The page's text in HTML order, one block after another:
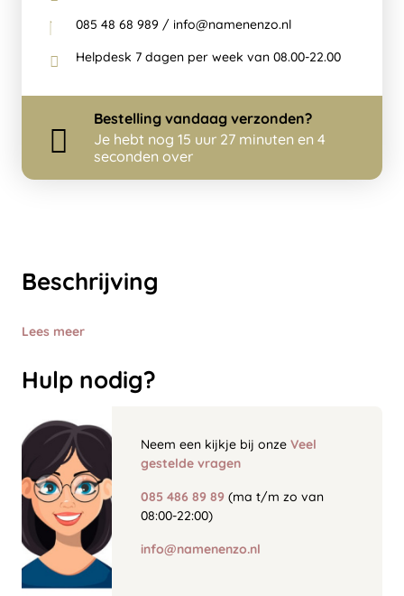
Beschrijving
Lees meer
Hulp nodig?
Neem een kijkje bij onze Veel
gestelde vragen
085 486 89 89 (ma t/m zo van
08:00-22:00)
info@namenenzo.nl
085 48 68 989 / info@namenenzo.nl
Helpdesk 7 dagen per week van 08.00-22.00
Bestelling vandaag verzonden?
Je hebt nog 15 uur 27 minuten en 4
seconden over